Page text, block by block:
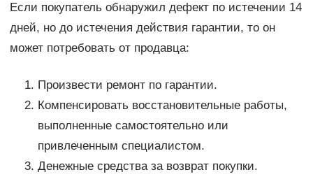
Если покупатель обнаружил дефект по истечении 14
дней, но до истечения действия гарантии, то он
может потребовать от продавца:
Произвести ремонт по гарантии.
Компенсировать восстановительные работы,
выполненные самостоятельно или
привлеченным специалистом.
Денежные средства за возврат покупки.